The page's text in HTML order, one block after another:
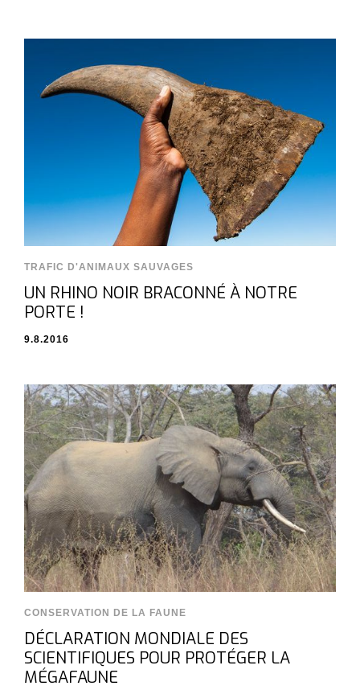
TRAFIC D'ANIMAUX SAUVAGES
UN RHINO NOIR BRACONNÉ À NOTRE
PORTE !
9.8.2016
CONSERVATION DE LA FAUNE
DÉCLARATION MONDIALE DES
SCIENTIFIQUES POUR PROTÉGER LA
MÉGAFAUNE